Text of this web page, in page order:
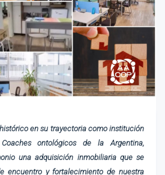
en su trayectoria como institución
ontológicos de la Argentina,
una adquisición inmobiliaria que se
encuentro y fortalecimiento de nuestra